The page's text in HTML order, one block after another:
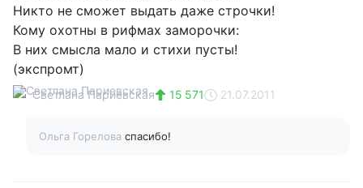
Никто не сможет выдать даже строчки!
Кому охотны в рифмах заморочки:
В них смысла мало и стихи пусты!
(экспромт)
Светлана Париевская 15 571 21.07.2011
Ольга Горелова спасибо!